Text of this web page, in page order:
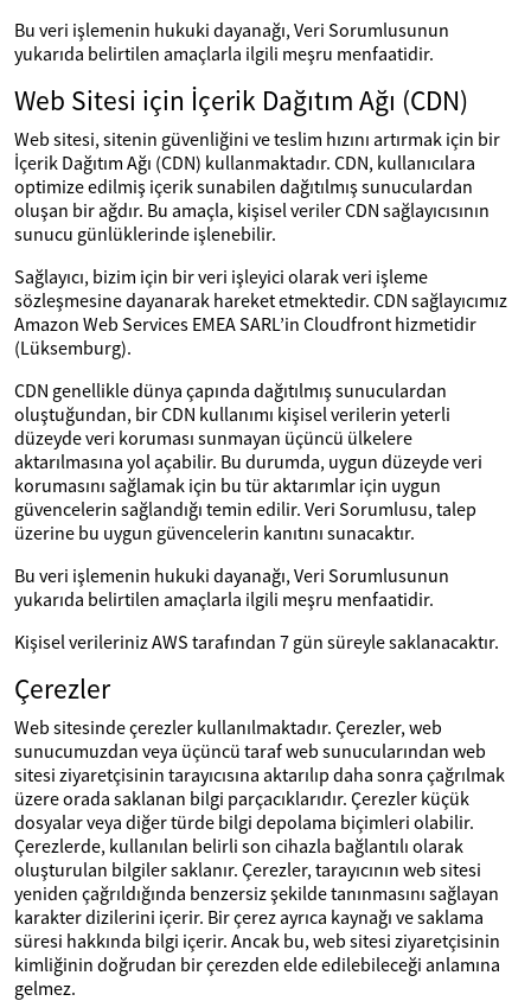
Bu veri işlemenin hukuki dayanağı, Veri Sorumlusunun
yukarıda belirtilen amaçlarla ilgili meşru menfaatidir.
Web Sitesi için İçerik Dağıtım Ağı (CDN)
Web sitesi, sitenin güvenliğini ve teslim hızını artırmak için bir
İçerik Dağıtım Ağı (CDN) kullanmaktadır. CDN, kullanıcılara
optimize edilmiş içerik sunabilen dağıtılmış sunuculardan
oluşan bir ağdır. Bu amaçla, kişisel veriler CDN sağlayıcısının
sunucu günlüklerinde işlenebilir.
Sağlayıcı, bizim için bir veri işleyici olarak veri işleme
sözleşmesine dayanarak hareket etmektedir. CDN sağlayıcımız
Amazon Web Services EMEA SARL’in Cloudfront hizmetidir
(Lüksemburg).
CDN genellikle dünya çapında dağıtılmış sunuculardan
oluştuğundan, bir CDN kullanımı kişisel verilerin yeterli
düzeyde veri koruması sunmayan üçüncü ülkelere
aktarılmasına yol açabilir. Bu durumda, uygun düzeyde veri
korumasını sağlamak için bu tür aktarımlar için uygun
güvencelerin sağlandığı temin edilir. Veri Sorumlusu, talep
üzerine bu uygun güvencelerin kanıtını sunacaktır.
Bu veri işlemenin hukuki dayanağı, Veri Sorumlusunun
yukarıda belirtilen amaçlarla ilgili meşru menfaatidir.
Kişisel verileriniz AWS tarafından 7 gün süreyle saklanacaktır.
Çerezler
Web sitesinde çerezler kullanılmaktadır. Çerezler, web
sunucumuzdan veya üçüncü taraf web sunucularından web
sitesi ziyaretçisinin tarayıcısına aktarılıp daha sonra çağrılmak
üzere orada saklanan bilgi parçacıklarıdır. Çerezler küçük
dosyalar veya diğer türde bilgi depolama biçimleri olabilir.
Çerezlerde, kullanılan belirli son cihazla bağlantılı olarak
oluşturulan bilgiler saklanır. Çerezler, tarayıcının web sitesi
yeniden çağrıldığında benzersiz şekilde tanınmasını sağlayan
karakter dizilerini içerir. Bir çerez ayrıca kaynağı ve saklama
süresi hakkında bilgi içerir. Ancak bu, web sitesi ziyaretçisinin
kimliğinin doğrudan bir çerezden elde edilebileceği anlamına
gelmez.